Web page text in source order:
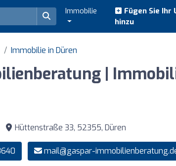
Immobilie
Fügen Sie
hinzu
Immobilie in Düren
|
Hüttenstraße 33, 52355, Düren
mail@gaspar-